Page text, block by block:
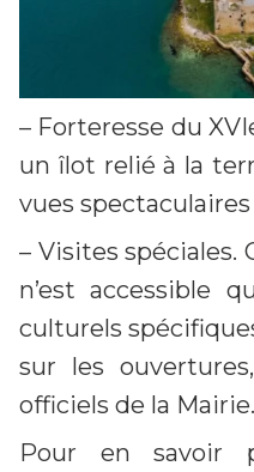
– Forteresse du
un îlot relié à la
vues
– Visites spéciales.
n’est accessible
culturels
sur les
officiels de la Mairie.
Pour en savoir